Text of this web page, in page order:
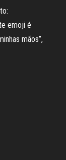
emoji é
mãos”,